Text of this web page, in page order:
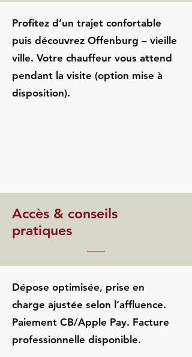
Profitez d’un trajet confortable
puis découvrez Offenburg – vieille
ville. Votre chauffeur vous attend
pendant la visite (option mise à
disposition).
Accès & conseils
pratiques
Dépose optimisée, prise en
charge ajustée selon l’affluence.
Paiement CB/Apple Pay. Facture
professionnelle disponible.